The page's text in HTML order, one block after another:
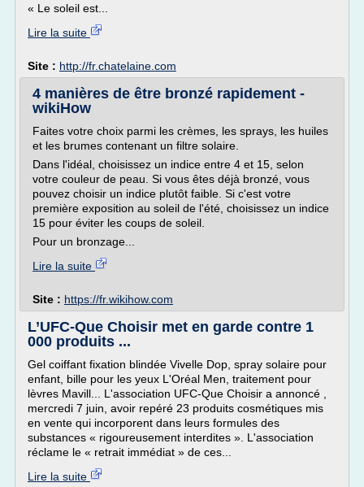
« Le soleil est...
Lire la suite
Site : http://fr.chatelaine.com
4 manières de être bronzé rapidement -
wikiHow
Faites votre choix parmi les crèmes, les sprays, les huiles
et les brumes contenant un filtre solaire.
Dans l'idéal, choisissez un indice entre 4 et 15, selon
votre couleur de peau. Si vous êtes déjà bronzé, vous
pouvez choisir un indice plutôt faible. Si c'est votre
première exposition au soleil de l'été, choisissez un indice
15 pour éviter les coups de soleil.
Pour un bronzage...
Lire la suite
Site : https://fr.wikihow.com
L’UFC-Que Choisir met en garde contre 1
000 produits ...
Gel coiffant fixation blindée Vivelle Dop, spray solaire pour
enfant, bille pour les yeux L'Oréal Men, traitement pour
lèvres Mavill... L'association UFC-Que Choisir a annoncé ,
mercredi 7 juin, avoir repéré 23 produits cosmétiques mis
en vente qui incorporent dans leurs formules des
substances « rigoureusement interdites ». L'association
réclame le « retrait immédiat » de ces...
Lire la suite